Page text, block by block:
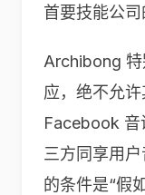
首要技能公司
Archibong
应，绝不允
Facebook 音
三方同享用
的条件是“假